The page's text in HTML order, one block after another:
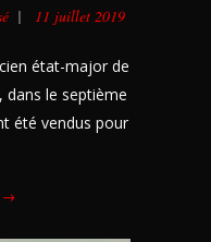
11 juillet 2019
état-major de
dans le septième
été vendus pour